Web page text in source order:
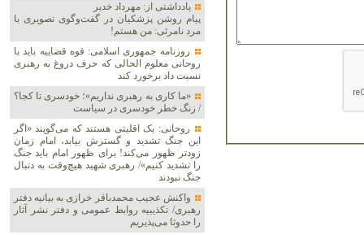
یادداشتی از: مهرداد خدیر
پیام روشن پزشکیان در گفت‌و‌گوی تصویری با
مرد نامرئی: من هستم!
روزنامه جمهوری اسلامی: قوه قضاییه باید با
روحانی معلوم الحالی که حرف دروغ به رهبری
نسبت داد برخورد کند
«ما کاری به رهبری نداریم»؛ خودسری تا کجا؟
/ زنگ خطر خودسری در سیاست
روحانی: یک اقلیتی هستند که می‌گویند «اگر
این جنگ تشدید و گسترش بیابد، امام زمان
زودتر ظهور می‌کند! برای ظهور امام باید جنگ
را تشدید کنیم»/ رهبری شهید هیچ‌وقت به دنبال
جنگ نبودند
واکنش عجیب محمدباقر خرازی به بیانیه دفتر
رهبری/ تکذیبیه روابط عمومی و دفتر نشر آثار
را حدوثا می‌پذیریم